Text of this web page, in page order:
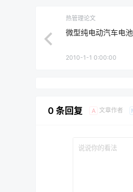
热管理论文
微型纯电动汽车电
2010-1-1 0:00:00
0 条回复 A 文章作者